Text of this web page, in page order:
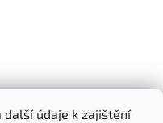
další údaje k zajištění